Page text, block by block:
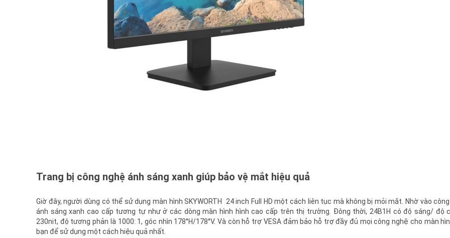
Trang bị công nghệ ánh sáng xanh giúp bảo vệ mắt hiệu quả
Giờ đây, người dùng có thể sử dụng màn hình SKYWORTH 24 inch Full HD một cách liên tục mà không bị mỏi mắt. Nhờ vào
ánh sáng xanh cao cấp tương tự như ở các dòng màn hình hình cao cấp trên thị trường. Đông thời, 24B1H có độ sáng/ độ
230nit, độ tương phản là 1000: 1, góc nhìn 178°H/178°V. Và còn hỗ trợ VESA đảm bảo hỗ trợ đầy đủ mọi công nghệ cho màn
bạn để sử dụng một cách hiệu quả nhất.